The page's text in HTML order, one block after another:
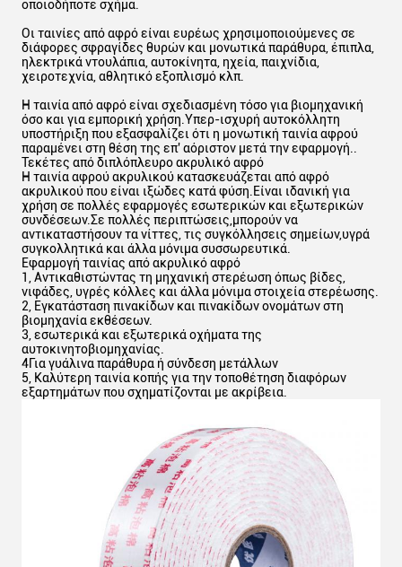
οποιοδήποτε σχήμα.
Οι ταινίες από αφρό είναι ευρέως χρησιμοποιούμενες σε
διάφορες σφραγίδες θυρών και μονωτικά παράθυρα, έπιπλα,
ηλεκτρικά ντουλάπια, αυτοκίνητα, ηχεία, παιχνίδια,
χειροτεχνία, αθλητικό εξοπλισμό κλπ.
Η ταινία από αφρό είναι σχεδιασμένη τόσο για βιομηχανική
όσο και για εμπορική χρήση.Υπερ-ισχυρή αυτοκόλλητη
υποστήριξη που εξασφαλίζει ότι η μονωτική ταινία αφρού
παραμένει στη θέση της επ' αόριστον μετά την εφαρμογή..
Τεκέτες από διπλόπλευρο ακρυλικό αφρό
Η ταινία αφρού ακρυλικού κατασκευάζεται από αφρό
ακρυλικού που είναι ιξώδες κατά φύση.Είναι ιδανική για
χρήση σε πολλές εφαρμογές εσωτερικών και εξωτερικών
συνδέσεων.Σε πολλές περιπτώσεις,μπορούν να
αντικαταστήσουν τα νίττες, τις συγκόλλησεις σημείων,υγρά
συγκολλητικά και άλλα μόνιμα συσσωρευτικά.
Εφαρμογή ταινίας από ακρυλικό αφρό
1, Αντικαθιστώντας τη μηχανική στερέωση όπως βίδες,
νιφάδες, υγρές κόλλες και άλλα μόνιμα στοιχεία στερέωσης.
2, Εγκατάσταση πινακίδων και πινακίδων ονομάτων στη
βιομηχανία εκθέσεων.
3, εσωτερικά και εξωτερικά οχήματα της
αυτοκινητοβιομηχανίας.
4Για γυάλινα παράθυρα ή σύνδεση μετάλλων
5, Καλύτερη ταινία κοπής για την τοποθέτηση διαφόρων
εξαρτημάτων που σχηματίζονται με ακρίβεια.